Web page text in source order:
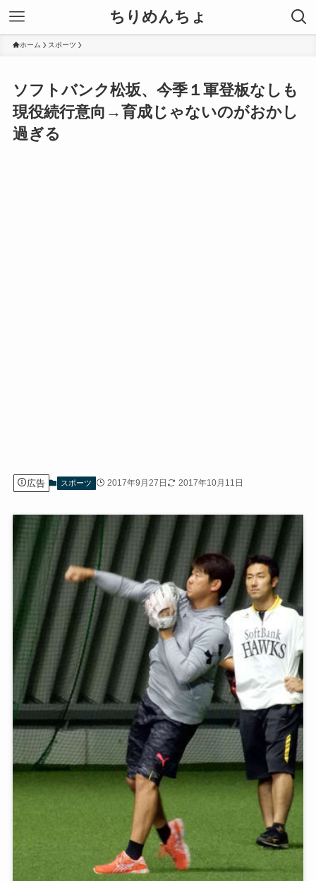
ちりめんちょ
ホーム スポーツ
ソフトバンク松坂、今季１軍登板なしも
現役続行意向→育成じゃないのがおかし
過ぎる
広告 スポーツ 2017年9月27日 2017年10月11日